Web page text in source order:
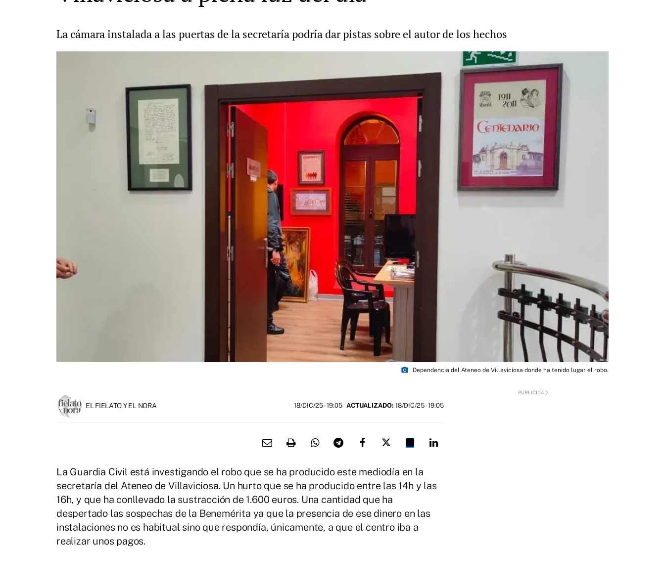
La cámara instalada a las puertas de la secretaría podría dar pistas sobre el autor de los hechos
photo_camera Dependencia del Ateneo de Villaviciosa donde ha tenido lugar el robo.
EL FIELATO Y EL NORA 18/DIC/25- 19:05 ACTUALIZADO: 18/DIC/25 - 19:05
La Guardia Civil está investigando el robo que se ha producido este mediodía en la
secretaría del Ateneo de Villaviciosa. Un hurto que se ha producido entre las 14h y las
16h, y que ha conllevado la sustracción de 1.600 euros. Una cantidad que ha
despertado las sospechas de la Benemérita ya que la presencia de ese dinero en las
instalaciones no es habitual sino que respondía, únicamente, a que el centro iba a
realizar unos pagos.